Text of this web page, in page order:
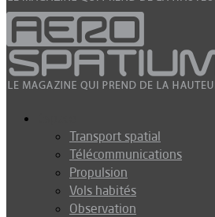
Transport spatial
Télécommunications
Propulsion
Vols habités
Observation